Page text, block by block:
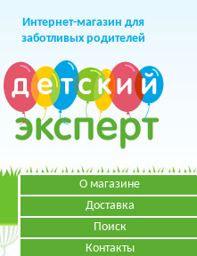
Интернет-магазин для
заботливых родителей
+7 (499)391-49-83
О магазине
Доставка
Поиск
Контакты